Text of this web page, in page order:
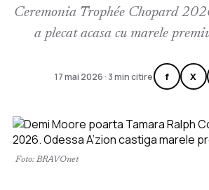
Ceremonia Trophée Chopard
a plecat acasa cu marele
17 mai 2026 · 3 min citire f X
Foto: BRAVOnet